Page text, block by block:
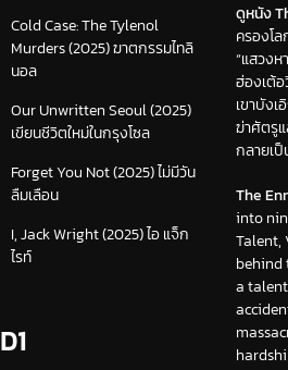
Cold Case: The Tylenol
Murders (2025) ฆาตกรรมไทลิ
นอล
Our Unwritten Seoul (2025)
เขียนชีวิตใหม่ในกรุงโซล
Forget You Not (2025) ไม่มีวัน
ลืมเลือน
I, Jack Wright (2025) ไอ แจ็ก
ไรท์
D1
ดูหนัง
ครองโ
“แสวง
ฮ่องเต้
เขาบัง
ฆ่าศัตรู
กลายเป็
The
into
Talent,
behind
a